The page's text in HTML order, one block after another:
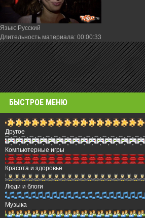
Язык: Русский
Длительность материала: 00:00:33
БЫСТРОЕ МЕНЮ
Другое
Компьютерные игры
Красота и здоровье
Люди и блоги
Музыка